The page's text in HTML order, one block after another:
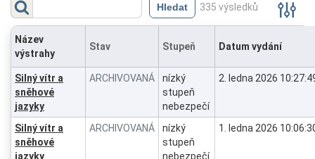
335 výsledků
Zobrazit
Název
výstrahy
Stav Stupeň Datum vydání
Silný vítr a
sněhové
jazyky
ARCHIVOVANÁ
nízký
stupeň
nebezpečí
2. ledna 2026
Silný vítr a
sněhové
jazyky
ARCHIVOVANÁ
nízký
stupeň
nebezpečí
1. ledna 2026